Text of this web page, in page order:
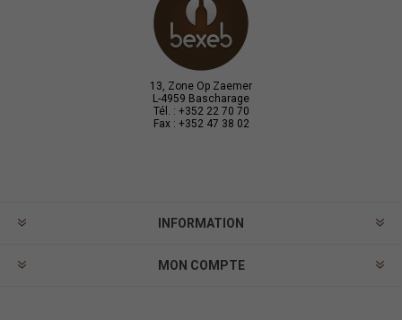
13, Zone Op Zaemer
L-4959 Bascharage
Tél. : +352 22 70 70
Fax : +352 47 38 02
INFORMATION
MON COMPTE